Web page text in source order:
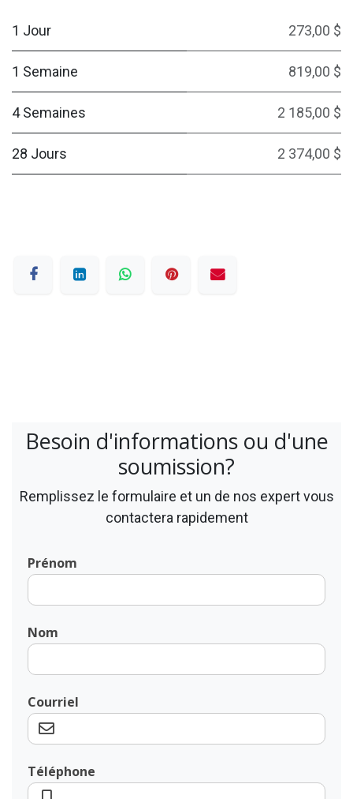
1 Jour 273,00 $
1 Semaine 819,00 $
4 Semaines 2 185,00 $
28 Jours 2 374,00 $
Besoin d'informations ou d'une
soumission?
Remplissez le formulaire et un de nos expert vous
contactera rapidement
Prénom
Nom
Courriel
Téléphone